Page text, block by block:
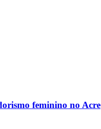
feminino no Acre